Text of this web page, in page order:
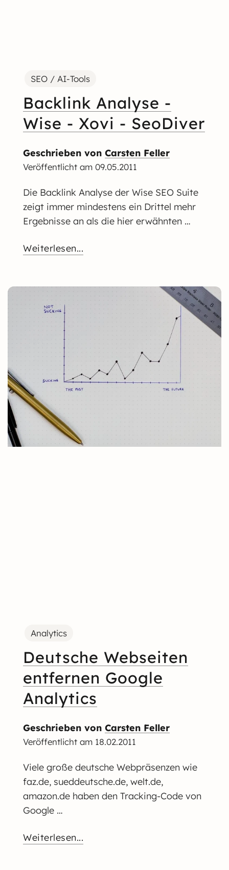
SEO / AI-Tools
Backlink Analyse -
Wise - Xovi - SeoDiver
Geschrieben von Carsten Feller
Veröffentlicht am 09.05.2011
Die Backlink Analyse der Wise SEO Suite
zeigt immer mindestens ein Drittel mehr
Ergebnisse an als die hier erwähnten …
Weiterlesen...
Analytics
Deutsche Webseiten
entfernen Google
Analytics
Geschrieben von Carsten Feller
Veröffentlicht am 18.02.2011
Viele große deutsche Webpräsenzen wie
faz.de, sueddeutsche.de, welt.de,
amazon.de haben den Tracking-Code von
Google …
Weiterlesen...